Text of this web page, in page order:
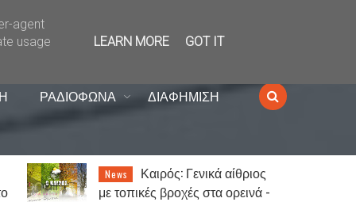
ΡΑΔΙΟΦΩΝΑ ΔΙΑΦΗΜΙΣΗ
News
Καιρός: Γενικά αίθριος
με τοπικές βροχές στα ορεινά -
agent
usage
LEARN MORE GOT IT